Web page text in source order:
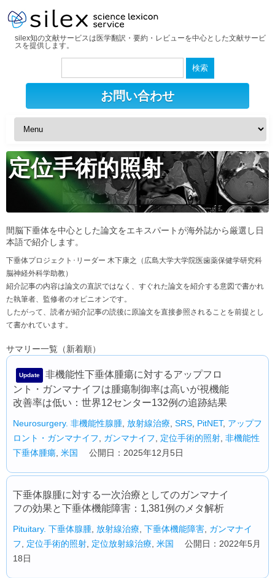
silex知の文献サービスは医学翻訳・要約・レビューを中心とした文献サービ
スを提供します。
検
お問い合わせ
定位手術的照射
間脳下垂体を中心とした論文をエキスパートが海外誌から厳選し日
本語で紹介します。
下垂体プロジェクト･リーダー 木下康之（広島大学大学院医歯薬保健学研究科
脳神経外科学助教）
紹介記事の内容は論文の直訳ではなく、すぐれた論文を紹介する意図で書かれ
た執筆者、監修者のオピニオンです。
したがって、読者が紹介記事の読後に原論文を直接参照されることを前提とし
て書かれています。
サマリー一覧（新着順）
Update
非機能性下垂体腫瘍に対するアップフロ
ント・ガンマナイフは腫瘍制御率は高いが視機能
改善率は低い：世界12センター132例の追跡結果
Neurosurgery. 非機能性腺腫 放射線治療 SRS PitNET, アップフ
ロント・ガンマナイフ
ガンマナイフ 定位手術的照射 非機能性
下垂体腫瘍 米国 公開日：2025年12月5日
下垂体腺腫に対する一次治療としてのガンマナイ
フの効果と下垂体機能障害：1,381例のメタ解析
Pituitary. 下垂体腺腫 放射線治療 下垂体機能障害 ガンマナイ
フ
定位手術的照射 定位放射線治療 米国
公開日：2022年5月
18日